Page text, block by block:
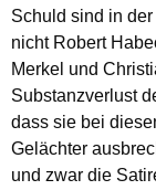
Schuld sind in
nicht Robert
Merkel und
Substanzverlust
dass sie bei
Gelächter
und zwar die